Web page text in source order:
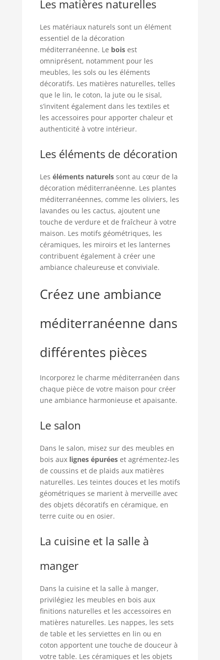
Les matières naturelles
Les matériaux naturels sont un élément
essentiel de la décoration
méditerranéenne. Le boisest
omniprésent, notamment pour les
meubles, les sols ou les éléments
décoratifs. Les matières naturelles, telles
que le lin, le coton, la jute ou le sisal,
s’invitent également dans les textiles et
les accessoires pour apporter chaleur et
authenticité à votre intérieur.
Les éléments de décoration
Les éléments naturelssont au cœur de la
décoration méditerranéenne. Les plantes
méditerranéennes, comme les oliviers, les
lavandes ou les cactus, ajoutent une
touche de verdure et de fraîcheur à votre
maison. Les motifs géométriques, les
céramiques, les miroirs et les lanternes
contribuent également à créer une
ambiance chaleureuse et conviviale.
Créez une ambiance
méditerranéenne dans
différentes pièces
Incorporez le charme méditerranéen dans
chaque pièce de votre maison pour créer
une ambiance harmonieuse et apaisante.
Le salon
Dans le salon, misez sur des meubles en
bois aux lignes épuréeset agrémentez-les
de coussins et de plaids aux matières
naturelles. Les teintes douces et les motifs
géométriques se marient à merveille avec
des objets décoratifs en céramique, en
terre cuite ou en osier.
La cuisine et la salle à
manger
Dans la cuisine et la salle à manger,
privilégiez les meubles en bois aux
finitions naturelles et les accessoires en
matières naturelles. Les nappes, les sets
de table et les serviettes en lin ou en
coton apportent une touche de douceur à
votre table. Les céramiques et les objets